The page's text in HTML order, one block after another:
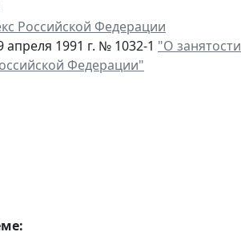
Российской Федерации
апреля 1991 г. № 1032-1 "О занятости
Федерации"